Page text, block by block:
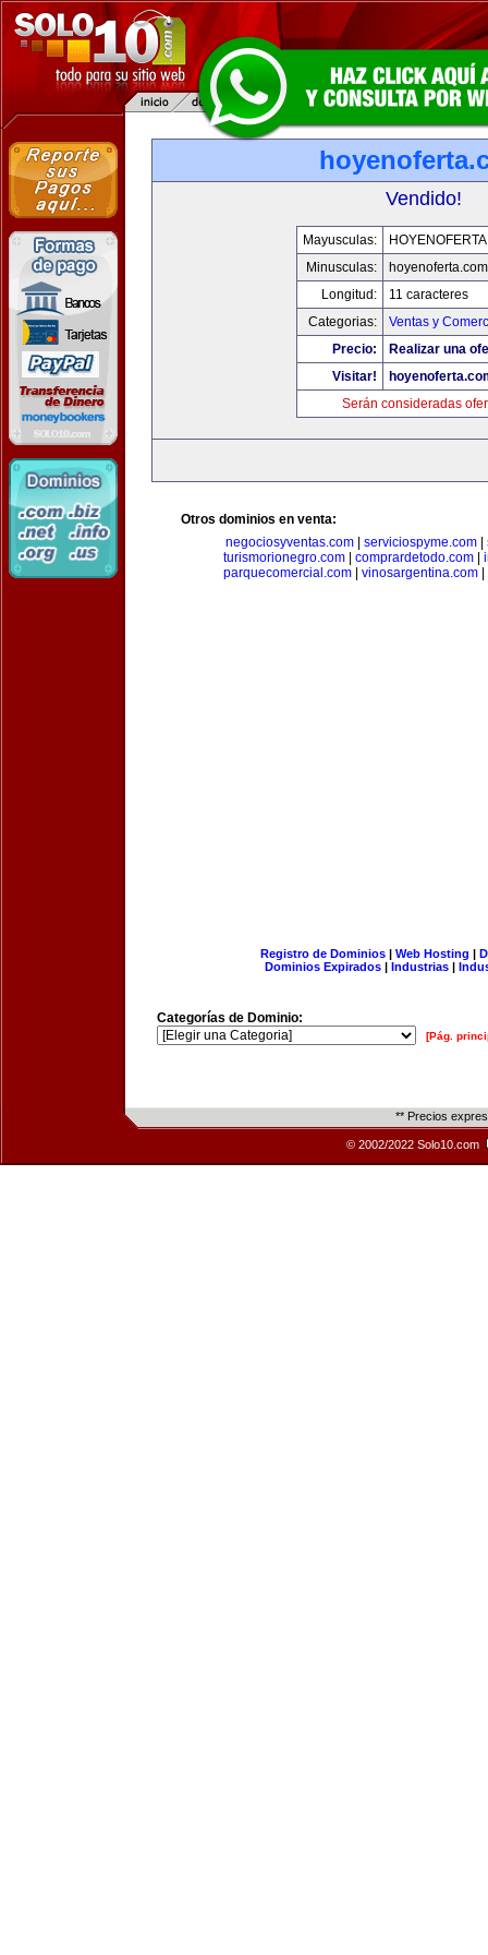
Vendido!
Mayusculas:
Minusculas:
hoyenoferta.com
Longitud:
11 caracteres
Categorias:
Ventas y
Precio:
Realizar una
Visitar!
Serán consideradas
Otros dominios en venta:
negociosyventas.com
serviciospyme.com
turismorionegro.com
comprardetodo.com
parquecomercial.com
vinosargentina.com
Registro de Dominios| Web Hosting |
Dominios Expirados | Industrias |
Categorías de Dominio:
[Pág.
** Precios
© 2002/2022 Solo10.com